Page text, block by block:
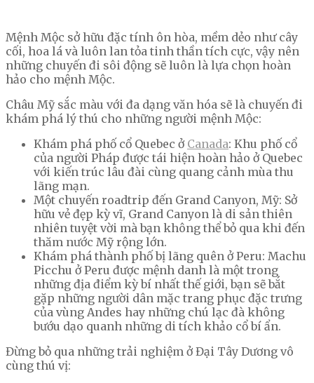
Mệnh Mộc sở hữu đặc tính ôn hòa, mềm dẻo như cây
cối, hoa lá và luôn lan tỏa tinh thần tích cực, vậy nên
những chuyến đi sôi động sẽ luôn là lựa chọn hoàn
hảo cho mệnh Mộc.
Châu Mỹ sắc màu với đa dạng văn hóa sẽ là chuyến đi
khám phá lý thú cho những người mệnh Mộc:
Khám phá phố cổ Quebec ở Canada: Khu phố cổ
của người Pháp được tái hiện hoàn hảo ở Quebec
với kiến trúc lâu đài cùng quang cảnh mùa thu
lãng mạn.
Một chuyến roadtrip đến Grand Canyon, Mỹ: Sở
hữu vẻ đẹp kỳ vĩ, Grand Canyon là di sản thiên
nhiên tuyệt vời mà bạn không thể bỏ qua khi đến
thăm nước Mỹ rộng lớn.
Khám phá thành phố bị lãng quên ở Peru: Machu
Picchu ở Peru được mệnh danh là một trong
những địa điểm kỳ bí nhất thế giới, bạn sẽ bắt
gặp những người dân mặc trang phục đặc trưng
của vùng Andes hay những chú lạc đà không
bướu dạo quanh những di tích khảo cổ bí ẩn.
Đừng bỏ qua những trải nghiệm ở Đại Tây Dương vô
cùng thú vị: